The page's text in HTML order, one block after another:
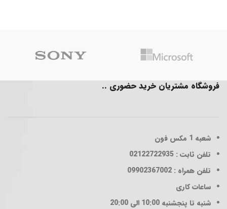
فروشگاه مشتریان خرید حضوری ..
شعبه 1
مکس فون
تلفن ثابت : 02122722935
تلفن همراه : 09902367002
ساعات کاری
شنبه تا پنجشنبه 10:00 الی 20:00